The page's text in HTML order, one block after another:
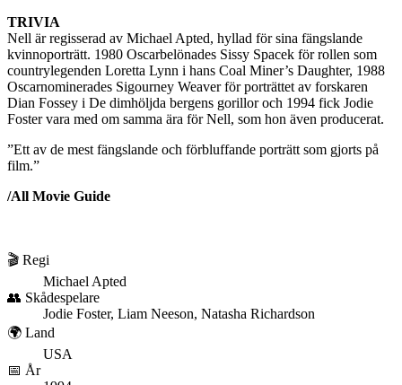
TRIVIA
Nell är regisserad av Michael Apted, hyllad för sina fängslande
kvinnoporträtt. 1980 Oscarbelönades Sissy Spacek för rollen som
countrylegenden Loretta Lynn i hans Coal Miner’s Daughter, 1988
Oscarnominerades Sigourney Weaver för porträttet av forskaren
Dian Fossey i De dimhöljda bergens gorillor och 1994 fick Jodie
Foster vara med om samma ära för Nell, som hon även producerat.
”Ett av de mest fängslande och förbluffande porträtt som gjorts på
film.”
/All Movie Guide
🎬 Regi
Michael Apted
👥 Skådespelare
Jodie Foster, Liam Neeson, Natasha Richardson
🌍 Land
USA
📅 År